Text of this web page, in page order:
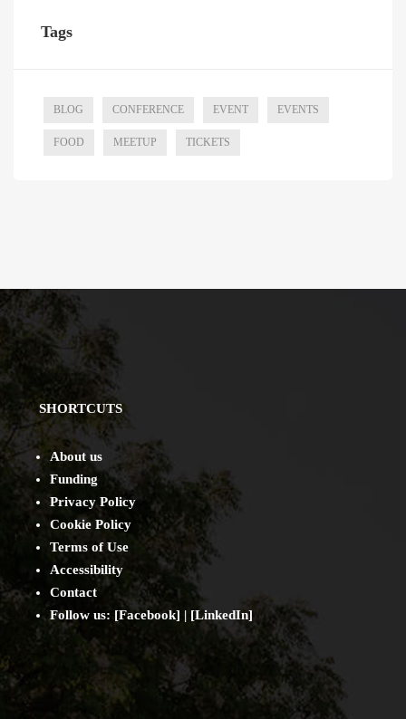
Tags
BLOG CONFERENCE EVENT EVENTS
FOOD MEETUP TICKETS
SHORTCUTS
About us
Funding
Privacy Policy
Cookie Policy
Terms of Use
Accessibility
Contact
Follow us: [Facebook] | [LinkedIn]